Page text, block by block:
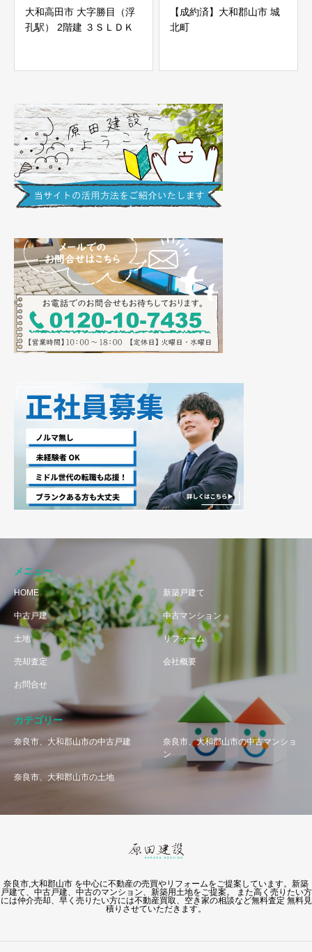
大和高田市 大字勝目（浮
孔駅） 2階建 ３ＳＬＤＫ
【成約済】大和郡山市 城
北町
メニュー
HOME 新築戸建て
中古戸建 中古マンション
土地 リフォーム
売却査定 会社概要
お問合せ
カテゴリー
奈良市、大和郡山市の中古戸建
奈良市、大和郡山市の中古マンショ
ン
奈良市、大和郡山市の土地
奈良市,大和郡山市 を中心に不動産の売買やリフォームをご提案しています。新築
戸建て、中古戸建、中古のマンション、新築用土地をご提案。 また高く売りたい方
には仲介売却、早く売りたい方には不動産買取、空き家の相談など無料査定 無料見
積りさせていただきます。